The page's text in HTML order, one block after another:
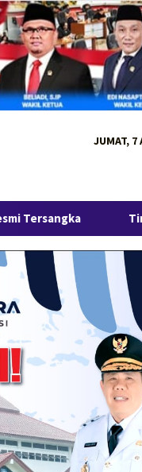
JUMAT, 7
Program MBG 3B